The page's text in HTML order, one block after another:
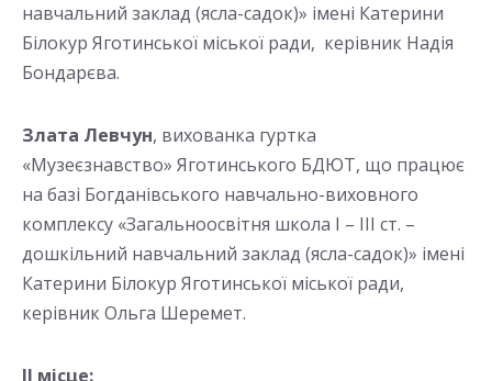
навчальний заклад (ясла-садок)» імені Катерини
Білокур Яготинської міської ради, керівник Надія
Бондарєва.
Злата Левчун, вихованка гуртка
«Музеєзнавство» Яготинського БДЮТ, що працює
на базі Богданівського навчально-виховного
комплексу «Загальноосвітня школа І – ІІІ ст. –
дошкільний навчальний заклад (ясла-садок)» імені
Катерини Білокур Яготинської міської ради,
керівник Ольга Шеремет.
ІІ місце: